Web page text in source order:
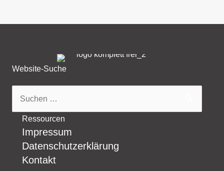
Website-Suche
Ressourcen
Impressum
Datenschutzerklärung
Kontakt